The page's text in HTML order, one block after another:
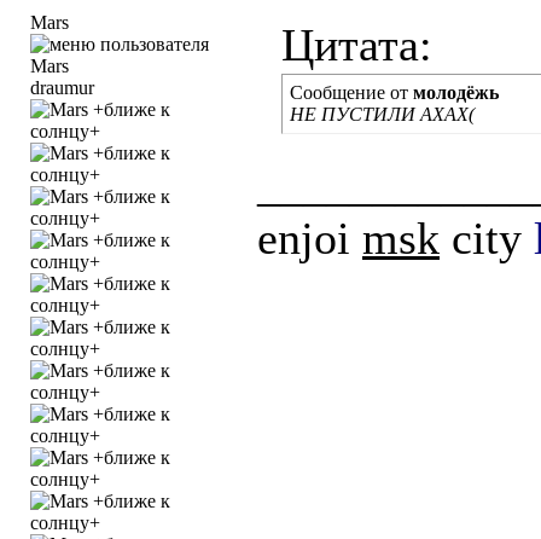
Mars
draumur
Цитата:
Сообщение от молодёжь
НЕ ПУСТИЛИ АХАХ(
enjoi msk city